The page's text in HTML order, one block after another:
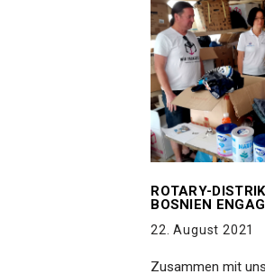
ROTARY-
BOSNIEN
22. August 2021
Zusammen mit